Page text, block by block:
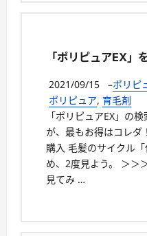
「ポリピュアEX」
2021/09/15 –ポリピ
ポリピュア, 育毛剤
「ポリピュアEX」の
が、最もお得はコレ
購入 毛髪のサイクル
め、2度見よう。 ＞＞
見てみ …